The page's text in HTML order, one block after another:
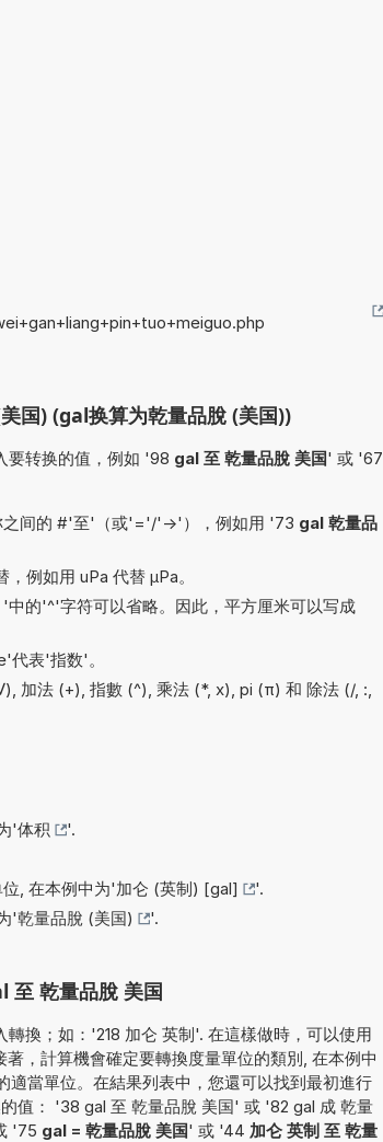
国) (gal换算为乾量品脫 (美国))
要转换的值，例如 '98 gal 至 乾量品脫 美国' 或 '67
之间的 #'至'（或'='/'->'），例如用 '73 gal 乾量品
例如用 uPa 代替 µPa。
的'^'字符可以省略。因此，平方厘米可以写成
代表'指数'。
加法 (+), 指數 (^), 乘法 (*, x), pi (π) 和 除法 (/, :,
'体积
'.
, 在本例中为'加仑 (英制) [gal]
'.
'乾量品脫 (美国) '.
至 乾量品脫 美国
換；如：'218 加仑 英制'. 在這樣做時，可以使用
，計算機會確定要轉換度量單位的類別, 在本例中
當單位。在結果列表中，您還可以找到最初進行
值： '38 gal 至 乾量品脫 美国' 或 '82 gal 成 乾量
'75 gal = 乾量品脫 美国' 或 '44 加仑 英制 至 乾量